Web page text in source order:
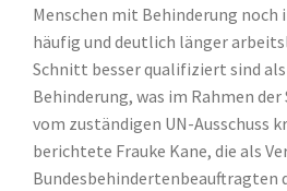
Menschen mit Behinderung
häufig und deutlich länger
Schnitt besser qualifiziert sind
Behinderung, was im Rahmen
vom zuständigen UN-Ausschuss
berichtete Frauke Kane, die als
Bundesbehindertenbeauftragten